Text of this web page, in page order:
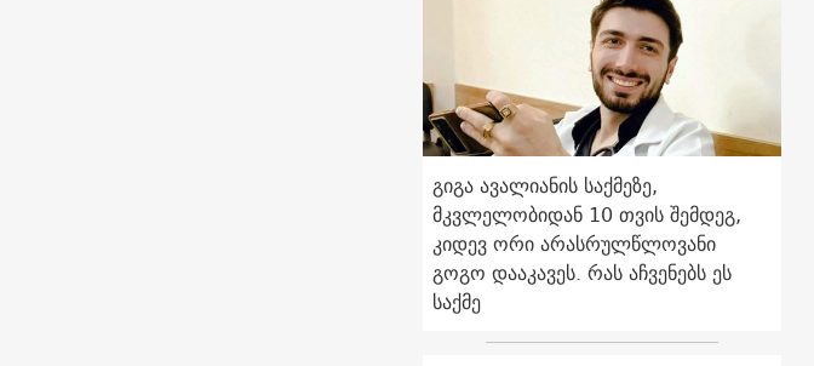
გიგა ავალიანის საქმეზე,
მკვლელობიდან 10 თვის შემდეგ,
კიდევ ორი არასრულწლოვანი
გოგო დააკავეს. რას აჩვენებს ეს
საქმე